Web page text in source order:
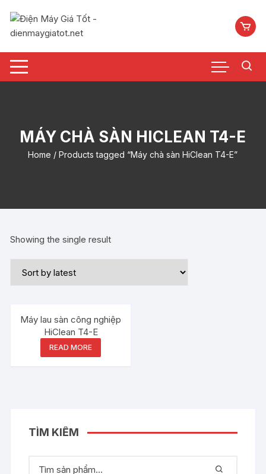
nội
MÁY CHÀ SÀN HICLEAN T4-E
Home / Products tagged “Máy chà sàn HiClean T4-E”
Showing the single result
Máy lau sàn công nghiệp
HiClean T4-E
READ MORE
TÌM KIẾM